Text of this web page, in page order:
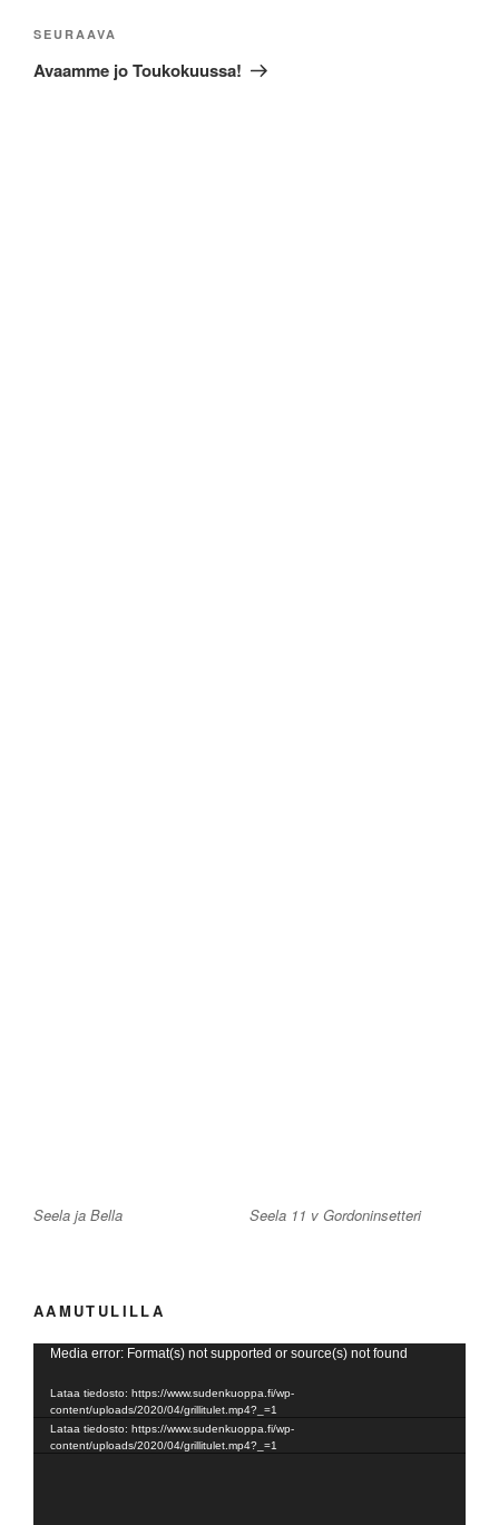
Seuraava
artikkeli
SEURAAVA
Avaamme jo Toukokuussa!
Seela ja Bella Seela 11 v Gordoninsetteri
AAMUTULILLA
Videotoistin
Media error: Format(s) not supported or source(s) not found
Lataa tiedosto: https://www.sudenkuoppa.fi/wp-
content/uploads/2020/04/grillitulet.mp4?_=1
Lataa tiedosto: https://www.sudenkuoppa.fi/wp-
content/uploads/2020/04/grillitulet.mp4?_=1